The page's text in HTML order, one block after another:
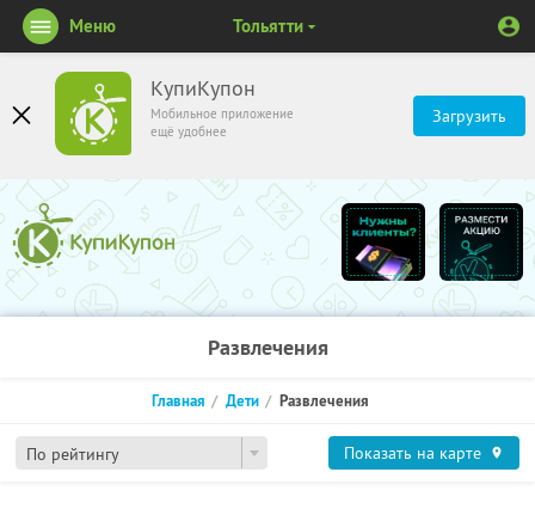
КупиКупон
Мобильное приложение
ещё удобнее
Загрузить
Меню Тольятти
Развлечения
По рейтингу
Главная Дети Развлечения
Показать на карте